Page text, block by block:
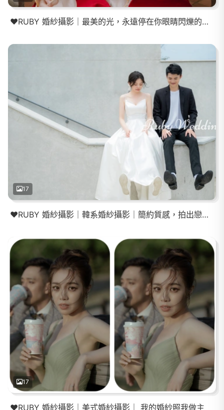
❤️RUBY 婚紗攝影｜最美的光，永遠停在你眼睛閃爍的那刻。
17
❤️RUBY 婚紗攝影｜韓系婚紗攝影｜簡約質感，拍出戀愛最純粹的樣子
17
❤️RUBY 婚紗攝影｜美式婚紗攝影｜ 我的婚紗照我做主